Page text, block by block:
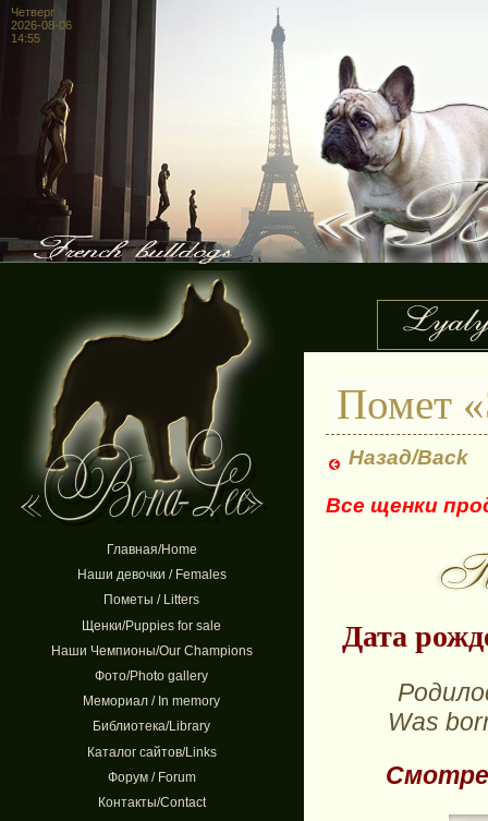
Четверг
2026-08-06
14:55
Главная/Home
Наши девочки / Females
Пометы / Litters
Щенки/Puppies for sale
Наши Чемпионы/Our Champions
Фото/Photo gallery
Мемориал / In memory
Библиотека/Library
Каталог сайтов/Links
Форум / Forum
Контакты/Contact
Помет
Назад/Back
Все щенки
Дата
Was